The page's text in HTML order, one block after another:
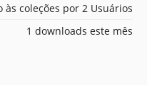
às coleções por 2 Usuários
1 downloads este mês